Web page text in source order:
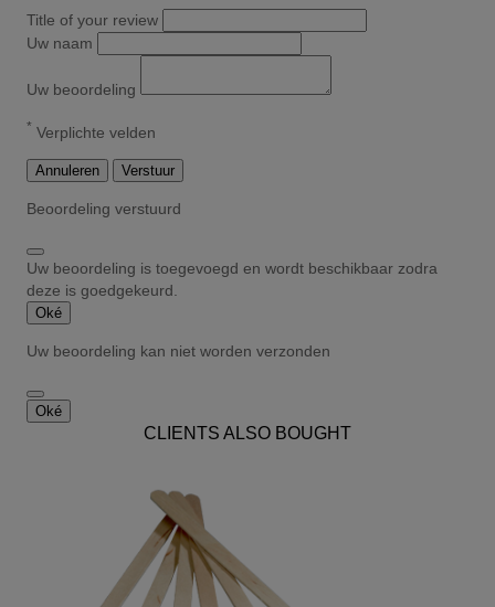
Title of your review
Uw naam
Uw beoordeling
* Verplichte velden
Annuleren Verstuur
Beoordeling verstuurd
Uw beoordeling is toegevoegd en wordt beschikbaar zodra
deze is goedgekeurd.
Oké
Uw beoordeling kan niet worden verzonden
Oké
CLIENTS ALSO BOUGHT